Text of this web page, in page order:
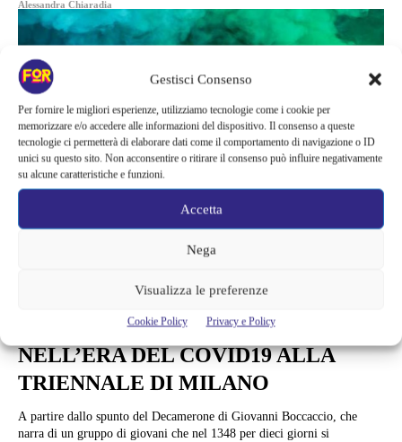
Gestisci Consenso
Per fornire le migliori esperienze, utilizziamo tecnologie come i cookie per
memorizzare e/o accedere alle informazioni del dispositivo. Il consenso a queste
tecnologie ci permetterà di elaborare dati come il comportamento di navigazione o ID
unici su questo sito. Non acconsentire o ritirare il consenso può influire negativamente
su alcune caratteristiche e funzioni.
Accetta
Nega
Visualizza le preferenze
Cookie Policy Privacy e Policy
Alessandra Chiaradia
DECAMERON IN STREAMING
NELL’ERA DEL COVID19 ALLA
TRIENNALE DI MILANO
A partire dallo spunto del Decamerone di Giovanni Boccaccio, che
narra di un gruppo di giovani che nel 1348 per dieci giorni si